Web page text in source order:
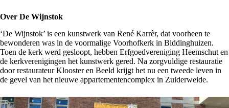
Over De Wijnstok
‘De Wijnstok’ is een kunstwerk van René Karrèr, dat voorheen te
bewonderen was in de voormalige Voorhofkerk in Biddinghuizen.
Toen de kerk werd gesloopt, hebben Erfgoedvereniging Heemschut en
de kerkverenigingen het kunstwerk gered. Na zorgvuldige restauratie
door restaurateur Klooster en Beeld krijgt het nu een tweede leven in
de gevel van het nieuwe appartementencomplex in Zuiderweide.